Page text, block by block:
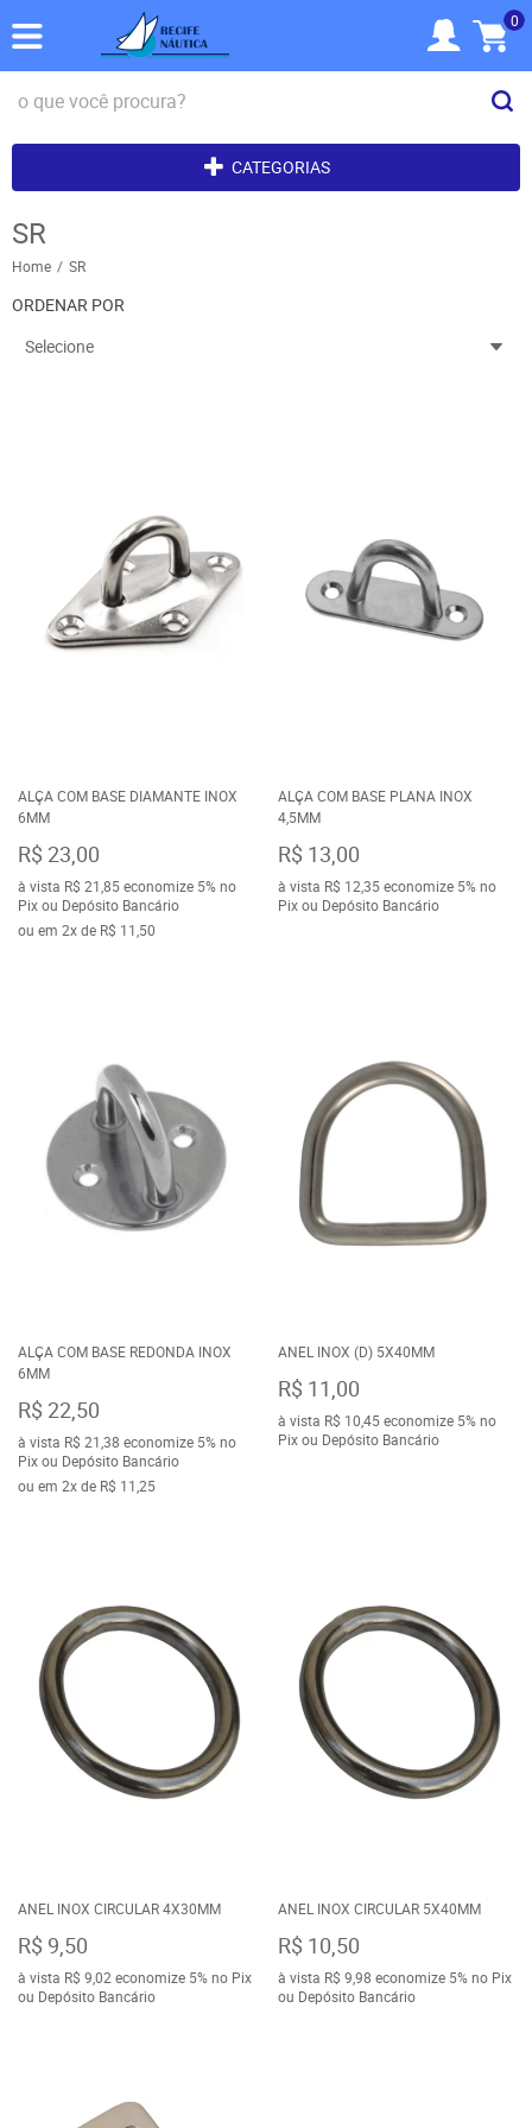
0
CATEGORIAS
SR
Home SR
ORDENAR POR
Selecione
ALÇA COM BASE DIAMANTE INOX
6MM
R$ 23,00
à vista R$ 21,85economize 5%no
Pix ou Depósito Bancário
ou em 2xde R$ 11,50
ALÇA COM BASE PLANA INOX
4,5MM
R$ 13,00
à vista R$ 12,35economize 5%no
Pix ou Depósito Bancário
ALÇA COM BASE REDONDA INOX
6MM
R$ 22,50
à vista R$ 21,38 economize 5%no
Pix ou Depósito Bancário
ou em 2xde R$ 11,25
ANEL INOX (D) 5X40MM
R$ 11,00
à vista R$ 10,45economize 5%no
Pix ou Depósito Bancário
ANEL INOX CIRCULAR 4X30MM
R$ 9,50
à vista R$ 9,02 economize 5%no Pix
ou Depósito Bancário
ANEL INOX CIRCULAR 5X40MM
R$ 10,50
à vista R$ 9,98 economize 5%no Pix
ou Depósito Bancário